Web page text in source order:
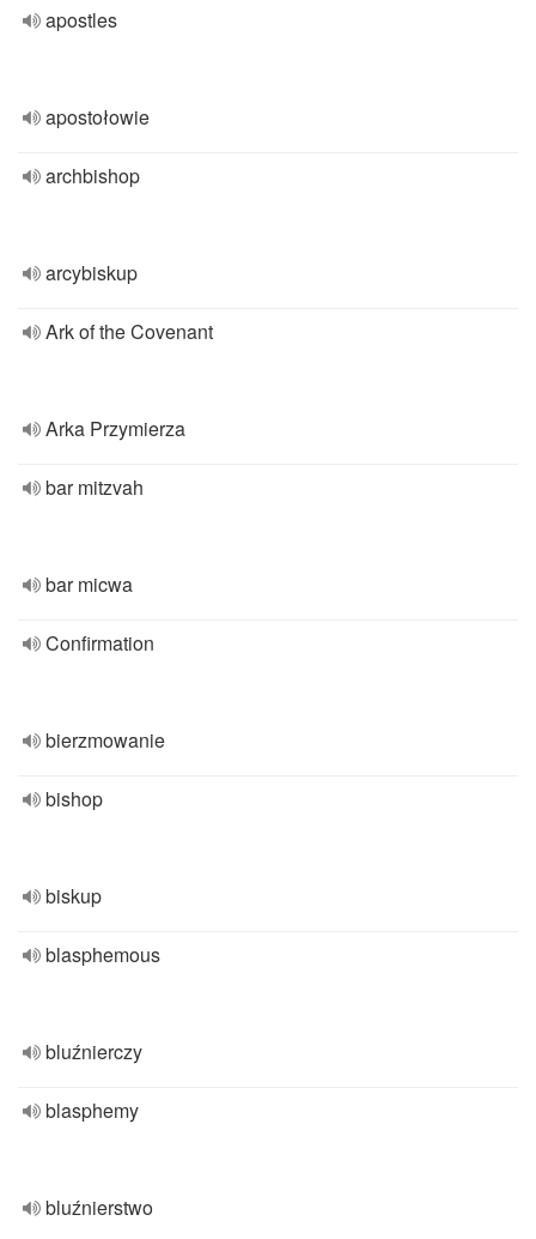
apostles
apostołowie
archbishop
arcybiskup
Ark of the Covenant
Arka Przymierza
bar mitzvah
bar micwa
Confirmation
bierzmowanie
bishop
biskup
blasphemous
bluźnierczy
blasphemy
bluźnierstwo